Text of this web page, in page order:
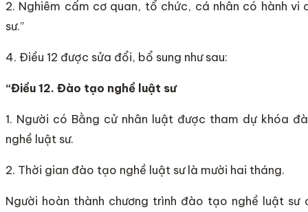
2. Nghiêm cấm cơ quan, tổ chức, cá nhân có hành
sư.”
4. Điều 12 được sửa đổi, bổ sung như sau:
“Điều 12. Đào tạo nghề luật sư
1. Người có Bằng cử nhân luật được tham dự khóa
nghề luật sư.
2. Thời gian đào tạo nghề luật sư là mười hai tháng.
Người hoàn thành chương trình đào tạo nghề luật